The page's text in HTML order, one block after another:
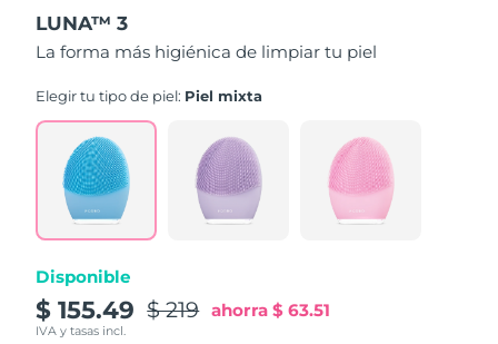
5
estrellas,
valor
de
Read
Reviews.
Enlace
misma
LUNA™ 3
La forma más higiénica de limpiar tu piel
Elegir tu tipo de piel: Piel mixta
Disponible
$ 155.49 $ 219 ahorra$ 63.51
IVA y tasas incl.